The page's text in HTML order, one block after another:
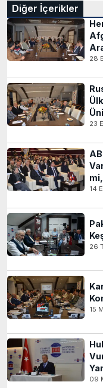
Diğer İçerikler
28
23
14
26
15
09